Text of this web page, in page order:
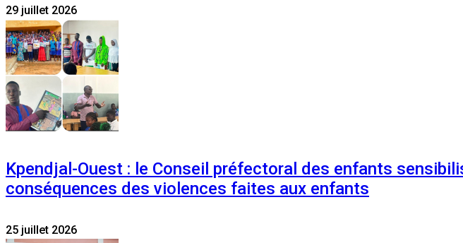
29 juillet 2026
Kpendjal-Ouest : le Conseil préfectoral des enfants
conséquences des violences faites aux enfants
25 juillet 2026